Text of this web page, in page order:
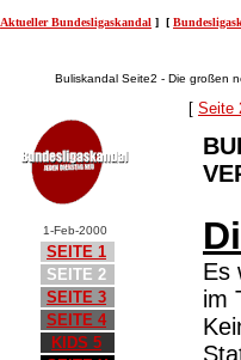
Aktueller Bundesligaskandal ] [
Buliskandal Seite2 - Die großen
1-Feb-2000
SEITE 1
SEITE 2
SEITE 3
SEITE 4
KIDS 5
[ Seite
Es
im